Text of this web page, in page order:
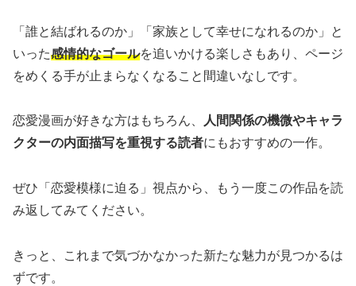
「誰と結ばれるのか」「家族として幸せになれるのか」と
いった感情的なゴールを追いかける楽しさもあり、ページ
をめくる手が止まらなくなること間違いなしです。
恋愛漫画が好きな方はもちろん、
人間関係の機微やキャラ
クターの内面描写を重視する読者にもおすすめの一作。
ぜひ「恋愛模様に迫る」視点から、もう一度この作品を読
み返してみてください。
きっと、これまで気づかなかった新たな魅力が見つかるは
ずです。